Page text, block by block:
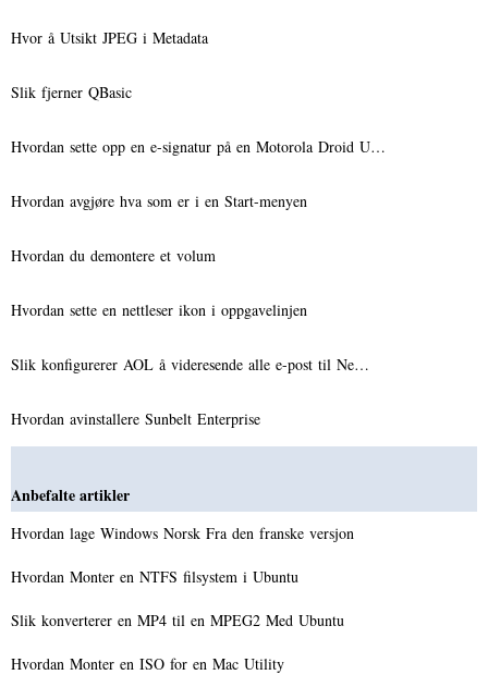
Hvor å Utsikt JPEG i Metadata
Slik fjerner QBasic
Hvordan sette opp en e-signatur på en Motorola Droid U…
Hvordan avgjøre hva som er i en Start-menyen
Hvordan du demontere et volum
Hvordan sette en nettleser ikon i oppgavelinjen
Slik konfigurerer AOL å videresende alle e-post til Ne…
Hvordan avinstallere Sunbelt Enterprise
Anbefalte artikler
Hvordan lage Windows Norsk Fra den franske versjon
Hvordan Monter en NTFS filsystem i Ubuntu
Slik konverterer en MP4 til en MPEG2 Med Ubuntu
Hvordan Monter en ISO for en Mac Utility